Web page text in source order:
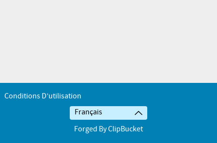
Conditions D’utilisation
Français
Forged By ClipBucket